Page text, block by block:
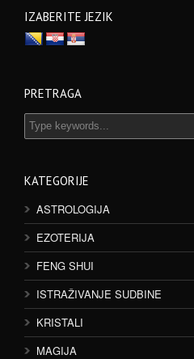
IZABERITE JEZIK
PRETRAGA
KATEGORIJE
ASTROLOGIJA
EZOTERIJA
FENG SHUI
ISTRAŽIVANJE SUDBINE
KRISTALI
MAGIJA